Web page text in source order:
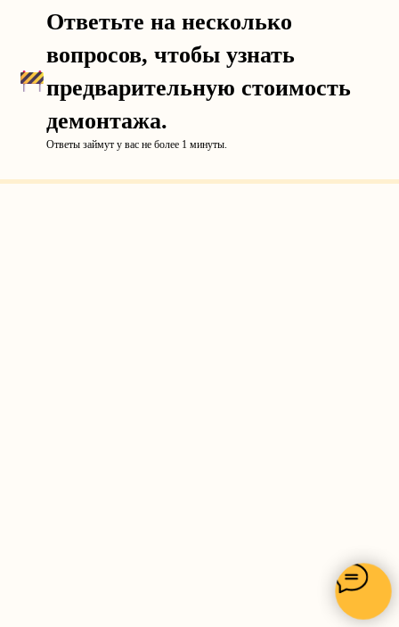
Ответьте на несколько
вопросов, чтобы узнать
предварительную стоимость
демонтажа.
Ответы займут у вас не более 1 минуты.